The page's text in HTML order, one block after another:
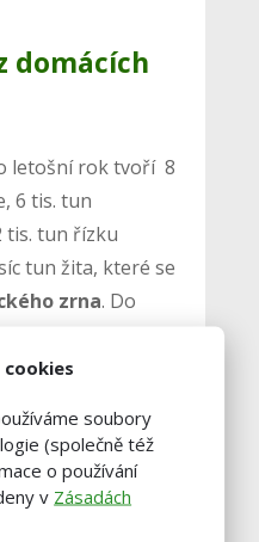
domácích
letošní rok tvoří 8
6 tis. tun
tis. tun řízku
tun žita, které se
zrna. Do
ale se
měsících je
krmiva v
jsou na přímém
vyřešily
soubory
(společně též
o používání
v Zásadách